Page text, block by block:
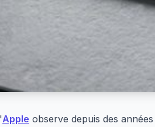
Apple observe depuis des années